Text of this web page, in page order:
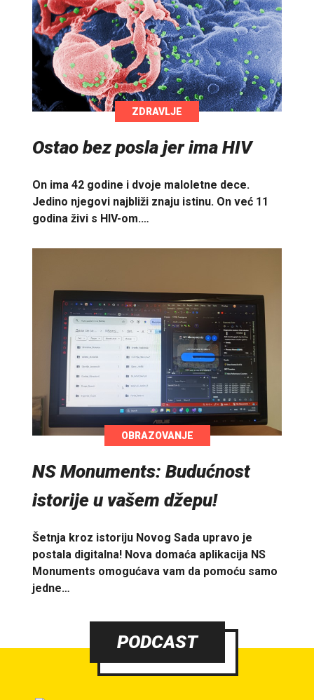
ZDRAVLJE
Ostao bez posla jer ima HIV
On ima 42 godine i dvoje maloletne dece.
Jedino njegovi najbliži znaju istinu. On već 11
godina živi s HIV-om.…
OBRAZOVANJE
NS Monuments: Budućnost
istorije u vašem džepu!
Šetnja kroz istoriju Novog Sada upravo je
postala digitalna! Nova domaća aplikacija NS
Monuments omogućava vam da pomoću samo
jedne…
PODCAST